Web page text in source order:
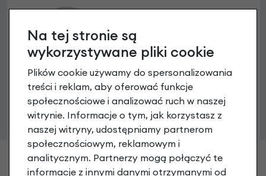
Zaślepka wspornika kierownicy
Cortina/Gazelle/Batavus/Sparta/Giant i inne
3,90 zł
Na tej stronie są
wykorzystywane pliki cookie
Plików cookie używamy do spersonalizowania
treści i reklam, aby oferować funkcje
społecznościowe i analizować ruch w naszej
witrynie. Informacje o tym, jak korzystasz z
naszej witryny, udostępniamy partnerom
społecznościowym, reklamowym i
analitycznym. Partnerzy mogą połączyć te
informacje z innymi danymi otrzymanymi od